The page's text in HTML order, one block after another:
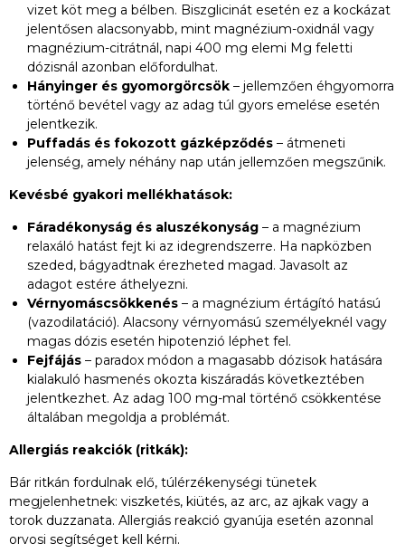
vizet köt meg a bélben. Biszglicinát esetén ez a kockázat
jelentősen alacsonyabb, mint magnézium-oxidnál vagy
magnézium-citrátnál, napi 400 mg elemi Mg feletti
dózisnál azonban előfordulhat.
Hányinger és gyomorgörcsök – jellemzően éhgyomorra
történő bevétel vagy az adag túl gyors emelése esetén
jelentkezik.
Puffadás és fokozott gázképződés – átmeneti
jelenség, amely néhány nap után jellemzően megszűnik.
Kevésbé gyakori mellékhatások:
Fáradékonyság és aluszékonyság – a magnézium
relaxáló hatást fejt ki az idegrendszerre. Ha napközben
szeded, bágyadtnak érezheted magad. Javasolt az
adagot estére áthelyezni.
Vérnyomáscsökkenés – a magnézium értágító hatású
(vazodilatáció). Alacsony vérnyomású személyeknél vagy
magas dózis esetén hipotenzió léphet fel.
Fejfájás – paradox módon a magasabb dózisok hatására
kialakuló hasmenés okozta kiszáradás következtében
jelentkezhet. Az adag 100 mg-mal történő csökkentése
általában megoldja a problémát.
Allergiás reakciók (ritkák):
Bár ritkán fordulnak elő, túlérzékenységi tünetek
megjelenhetnek: viszketés, kiütés, az arc, az ajkak vagy a
torok duzzanata. Allergiás reakció gyanúja esetén azonnal
orvosi segítséget kell kérni.